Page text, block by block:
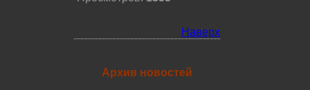
Наверх
Архив новостей